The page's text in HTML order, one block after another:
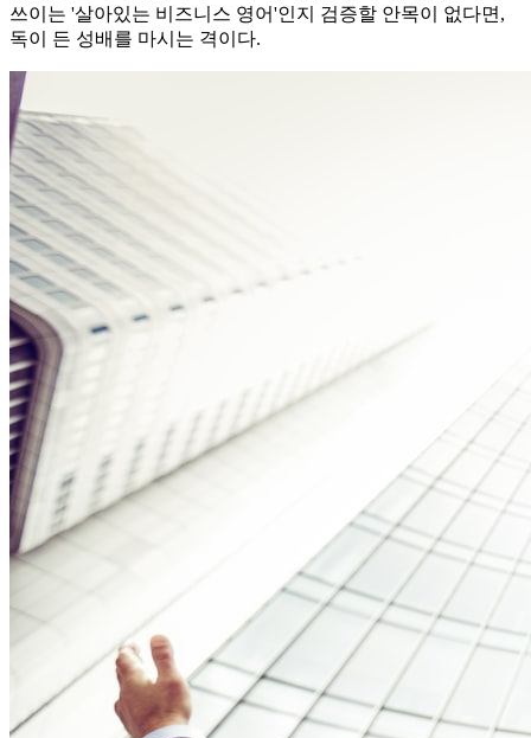
쓰이는 '살아있는 비즈니스 영어'인지 검증할 안목이 없다면,
독이 든 성배를 마시는 격이다.